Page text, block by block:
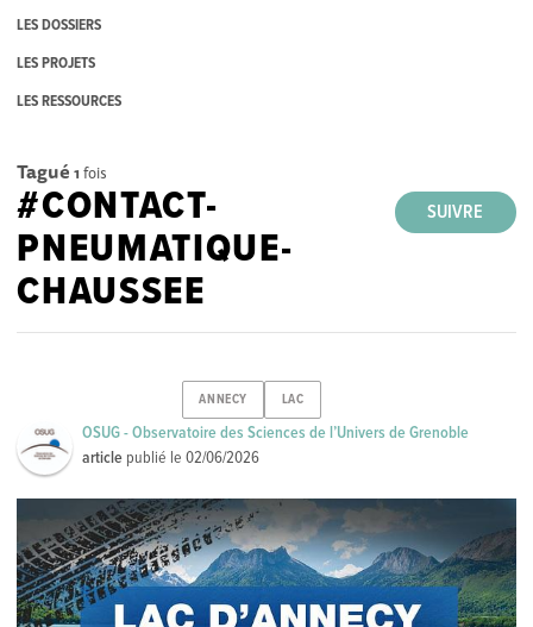
LES DOSSIERS
LES PROJETS
LES RESSOURCES
Tagué 1 fois
SUIVRE
#CONTACT-
PNEUMATIQUE-
CHAUSSEE
ANNECY LAC
OSUG - Observatoire des Sciences de l’Univers de Grenoble
article publié le02/06/2026